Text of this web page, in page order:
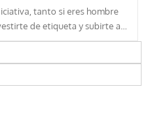
tanto si eres hombre
deberás vestirte de etiqueta y subirte a...